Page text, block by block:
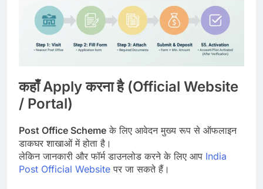
कहाँ Apply करना है (Official Website
/ Portal)
Post Office Scheme के लिए आवेदन मुख्य रूप से ऑफलाइन
डाकघर शाखाओं में होता है।
लेकिन जानकारी और फॉर्म डाउनलोड करने के लिए आप India
Post Official Website पर जा सकते हैं।